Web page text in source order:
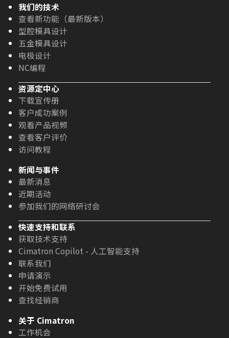
我们的技术
查看新功能（最新版本）
型腔模具设计
五金模具设计
电极设计
NC编程
资源定中心
下载宣传册
客户成功案例
观看产品视频
查看客户评价
访问教程
新闻与事件
最新消息
近期活动
参加我们的网络研讨会
快速支持和联系
获取技术支持
Cimatron Copilot - 人工智能支持
联系我们
申请演示
开始免费试用
查找经销商
关于 Cimatron
工作机会